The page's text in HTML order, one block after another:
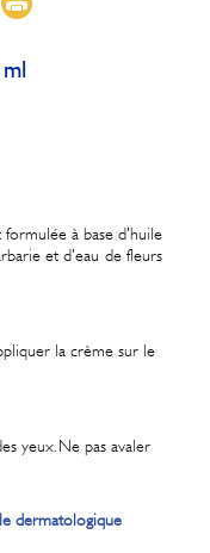
formulée à base d'huile
et d'eau de fleurs
la crème sur le
yeux. Ne pas avaler
dermatologique